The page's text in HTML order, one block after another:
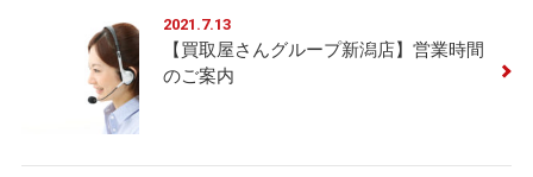
2021.7.13
【買取屋さんグループ新潟店】営業時間
のご案内